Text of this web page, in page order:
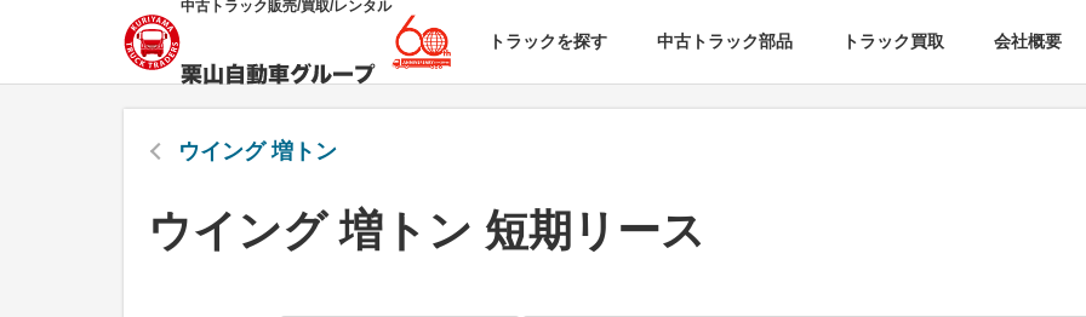
中古トラック販売/買取/レンタル
トラックを探す 中古トラック部品 トラック買取 会社概要
ウイング 増トン
ウイング 増トン 短期リース